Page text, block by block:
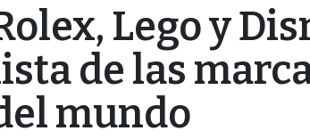
Lego y
de las
mundo